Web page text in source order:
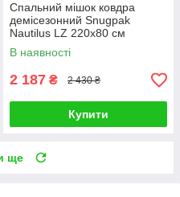
Спальний мішок ковдра
демісезонний Snugpak
Nautilus LZ 220х80 см
зелений
В наявності
2 187 ₴ 2 430 ₴
Купити
ще